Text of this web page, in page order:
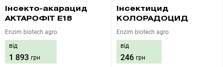
Інсекто-акарацид
АКТАРОФІТ Е18
Enzim biotech agro
від
1 893 грн
Інсектицид
КОЛОРАДОЦИД
Enzim biotech agro
від
246 грн